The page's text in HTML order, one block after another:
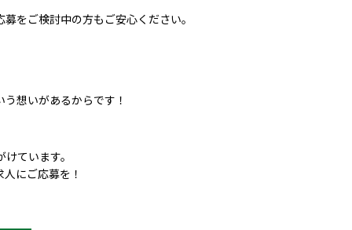
をご検討中の方もご安心ください。
想いがあるからです！
ています。
にご応募を！